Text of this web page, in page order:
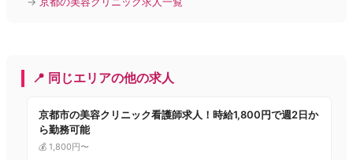
📍 同じエリアの他の求人
京都市の美容クリニック看護師求人！時給1,800円で週2日か
ら勤務可能
💰 1,800円〜